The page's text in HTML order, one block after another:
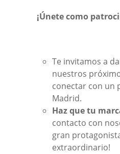
¡Únete como
Te invitamos a
nuestros
conectar con un
Madrid.
Haz que tu
contacto con
gran
extraordinario!